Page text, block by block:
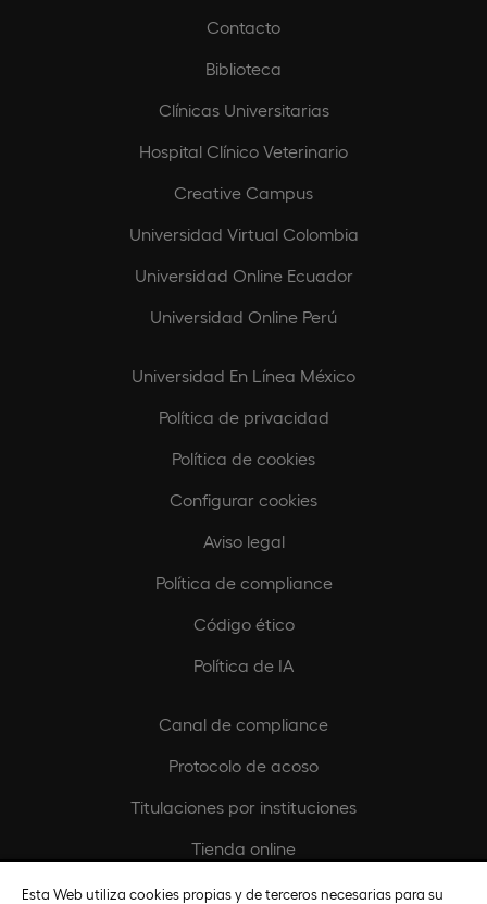
Contacto
Biblioteca
Clínicas Universitarias
Hospital Clínico Veterinario
Creative Campus
Universidad Virtual Colombia
Universidad Online Ecuador
Universidad Online Perú
Universidad En Línea México
Política de privacidad
Política de cookies
Configurar cookies
Aviso legal
Política de compliance
Código ético
Política de IA
Canal de compliance
Protocolo de acoso
Titulaciones por instituciones
Tienda online
Buscando Vocaciones
Esta Web utiliza cookies propias y de terceros necesarias para su